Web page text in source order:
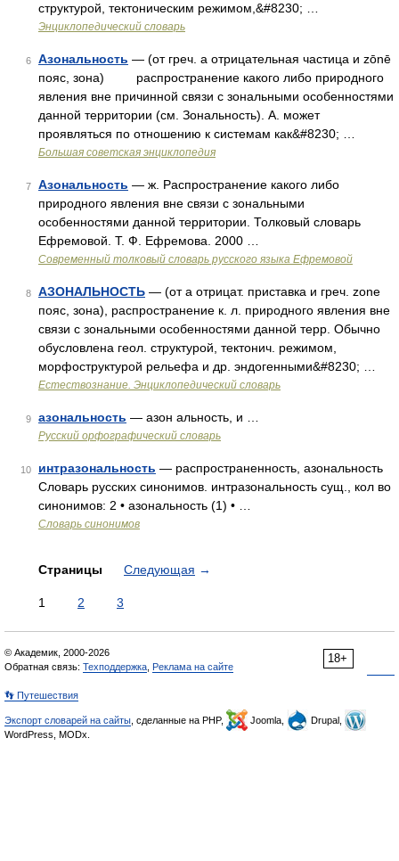
структурой, тектоническим режимом,&#8230; …
Энциклопедический словарь
6 Азональность — (от греч. а отрицательная частица и zōnē
пояс, зона) распространение какого либо природного
явления вне причинной связи с зональными особенностями
данной территории (см. Зональность). А. может
проявляться по отношению к системам как&#8230; …
Большая советская энциклопедия
7 Азональность — ж. Распространение какого либо
природного явления вне связи с зональными
особенностями данной территории. Толковый словарь
Ефремовой. Т. Ф. Ефремова. 2000 …
Современный толковый словарь русского языка Ефремовой
8 АЗОНАЛЬНОСТЬ — (от а отрицат. приставка и греч. zоne
пояс, зона), распространение к. л. природного явления вне
связи с зональными особенностями данной терр. Обычно
обусловлена геол. структурой, тектонич. режимом,
морфоструктурой рельефа и др. эндогенными&#8230; …
Естествознание. Энциклопедический словарь
9 азональность — азон альность, и …
Русский орфографический словарь
10 интразональность — распространенность, азональность
Словарь русских синонимов. интразональность сущ., кол во
синонимов: 2 • азональность (1) • …
Словарь синонимов
Страницы Следующая →
1 2 3
18+
© Академик, 2000-2026
Обратная связь: Техподдержка Реклама на сайте
👣 Путешествия
Экспорт словарей на сайты , сделанные на PHP, Joomla,
Drupal,
WordPress, MODx.